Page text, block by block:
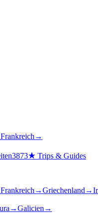
Frankreich →
3873★ Trips & Guides
Frankreich →Griechenland →
→Galicien →